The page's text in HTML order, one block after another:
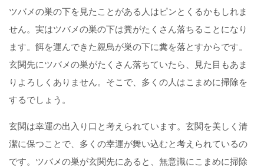
ツバメの巣の下を見たことがある人はピンとくるかもしれま
せん。実はツバメの巣の下は糞がたくさん落ちることになり
ます。餌を運んできた親鳥が巣の下に糞を落とすからです。
玄関先にツバメの巣がたくさん落ちていたら、見た目もあま
りよろしくありません。そこで、多くの人はこまめに掃除を
するでしょう。
玄関は幸運の出入り口と考えられています。玄関を美しく清
潔に保つことで、多くの幸運が舞い込むと考えられているの
です。ツバメの巣が玄関先にあると、無意識にこまめに掃除